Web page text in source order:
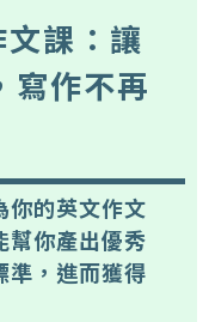
課：讓
寫作不再
你的英文作文
幫你產出優秀
準，進而獲得